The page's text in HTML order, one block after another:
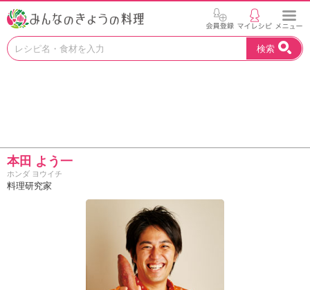
お
う
。
N
H
K
エ
検索
本田 よう一
ホンダ ヨウイチ
料理研究家